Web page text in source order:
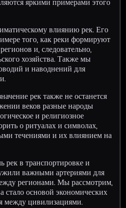
влиянию рек. Его
того, как реки формируют
и, следовательно,
хозяйства. Также мы
и наводнений для
рек также не останется
веков разные народы
и религиозное
о ритуалах и символах,
течениями и их влиянием на
рек в транспортировке и
важными артериями для
регионами. Мы рассмотрим,
стало основой экономических
между цивилизациями.